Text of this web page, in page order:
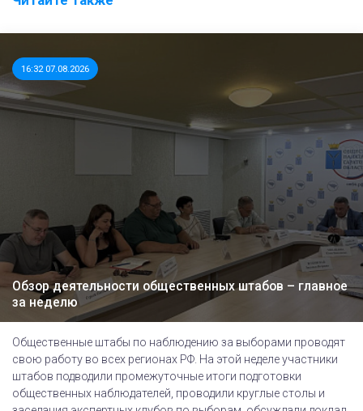
16:32 07.08.2026
Обзор деятельности общественных штабов – главное
за неделю
Общественные штабы по наблюдению за выборами проводят
свою работу во всех регионах РФ. На этой неделе участники
штабов подводили промежуточные итоги подготовки
общественных наблюдателей, проводили круглые столы и